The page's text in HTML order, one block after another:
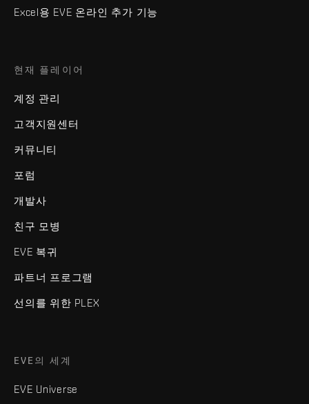
Excel용 EVE 온라인 추가 기능
현재 플레이어
계정 관리
고객지원센터
커뮤니티
포럼
개발사
친구 모병
EVE 복귀
파트너 프로그램
선의를 위한 PLEX
EVE의 세계
EVE Universe